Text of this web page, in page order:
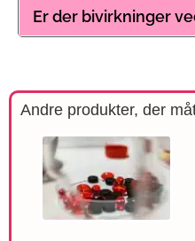
Er der bivirkninger
Andre produkter, der